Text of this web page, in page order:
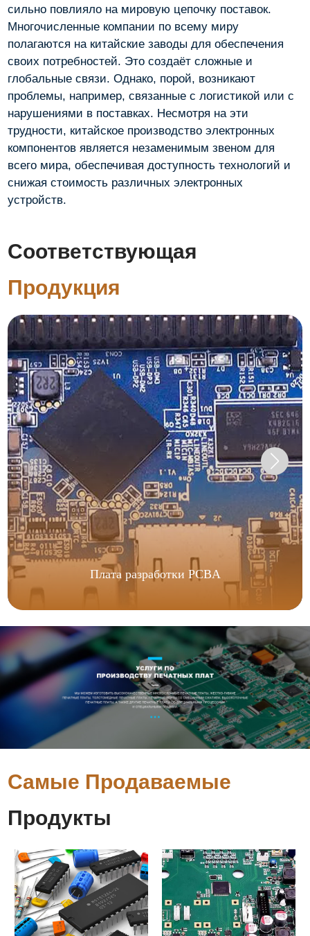
сильно повлияло на мировую цепочку поставок.
Многочисленные компании по всему миру
полагаются на китайские заводы для обеспечения
своих потребностей. Это создаёт сложные и
глобальные связи. Однако, порой, возникают
проблемы, например, связанные с логистикой или с
нарушениями в поставках. Несмотря на эти
трудности, китайское производство электронных
компонентов является незаменимым звеном для
всего мира, обеспечивая доступность технологий и
снижая стоимость различных электронных
устройств.
Соответствующая
Продукция
Плата разработки PCBA
Самые Продаваемые
Продукты